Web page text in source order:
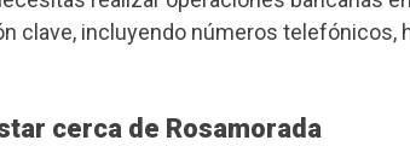
clave, incluyendo números
cerca de Rosamorada